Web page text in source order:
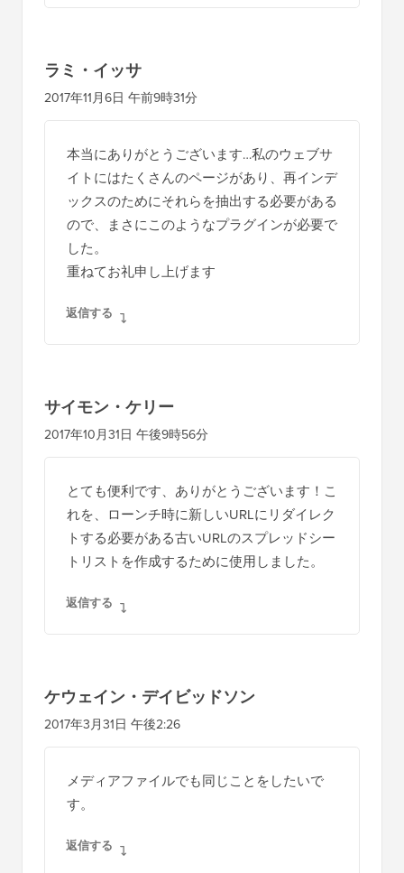
ラミ・イッサ
2017年11月6日 午前9時31分
本当にありがとうございます…私のウェブサ
イトにはたくさんのページがあり、再インデ
ックスのためにそれらを抽出する必要がある
ので、まさにこのようなプラグインが必要で
した。
重ねてお礼申し上げます
返信する
サイモン・ケリー
2017年10月31日 午後9時56分
とても便利です、ありがとうございます！こ
れを、ローンチ時に新しいURLにリダイレク
トする必要がある古いURLのスプレッドシー
トリストを作成するために使用しました。
返信する
ケウェイン・デイビッドソン
2017年3月31日 午後2:26
メディアファイルでも同じことをしたいで
す。
返信する